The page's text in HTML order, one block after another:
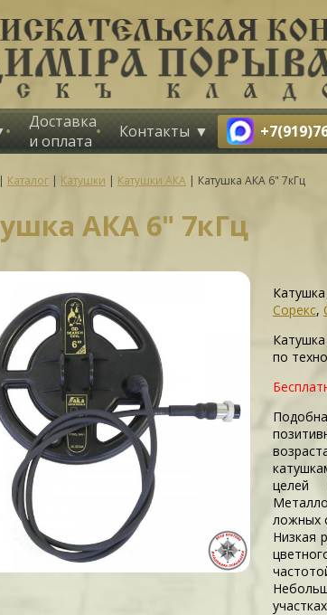
Доставка
и оплата
Контакты
| Каталог | Катушки | Катушки АКА | Катушка АКА 6" 7кГц
АКА 6" 7кГц
Сорекс,
по
целей
ложных
Низкая